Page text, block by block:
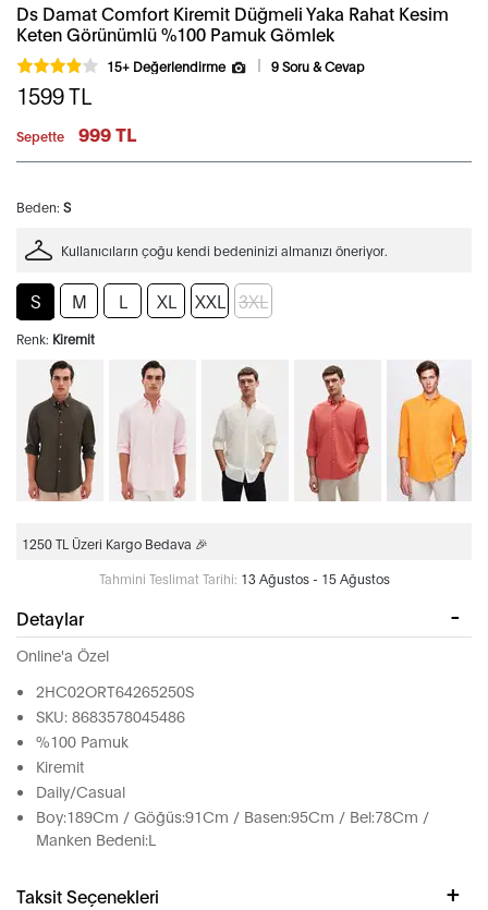
Ds Damat Comfort Kiremit Düğmeli Yaka Rahat Kesim
Keten Görünümlü %100 Pamuk Gömlek
15+ Değerlendirme 9 Soru & Cevap
1599TL
Sepette 999 TL
Beden: S
Kullanıcıların çoğu kendi bedeninizi almanızı öneriyor.
S M L XL XXL 3XL
Renk: Kiremit
1250 TL Üzeri Kargo Bedava 🎉
Tahmini Teslimat Tarihi: 13 Ağustos - 15 Ağustos
Detaylar
Online'a Özel
2HC02ORT64265250S
SKU: 8683578045486
%100 Pamuk
Kiremit
Daily/Casual
Boy:189Cm / Göğüs:91Cm / Basen:95Cm / Bel:78Cm /
Manken Bedeni:L
Taksit Seçenekleri